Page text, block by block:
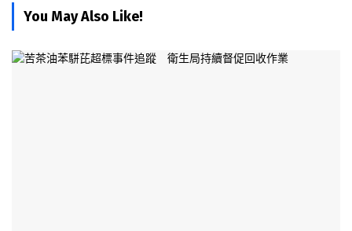
You May Also Like!